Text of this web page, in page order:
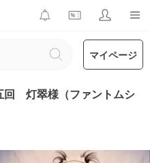
マイページ
回 灯翠様（ファントムシ